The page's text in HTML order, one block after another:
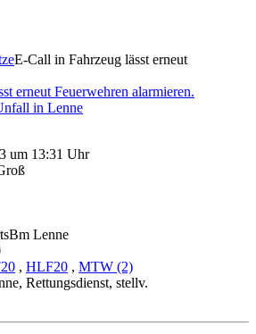
E-Call in Fahrzeug lässt erneut
um 13:31 Uhr
Lenne
, HLF20 , MTW (2)
Rettungsdienst, stellv.